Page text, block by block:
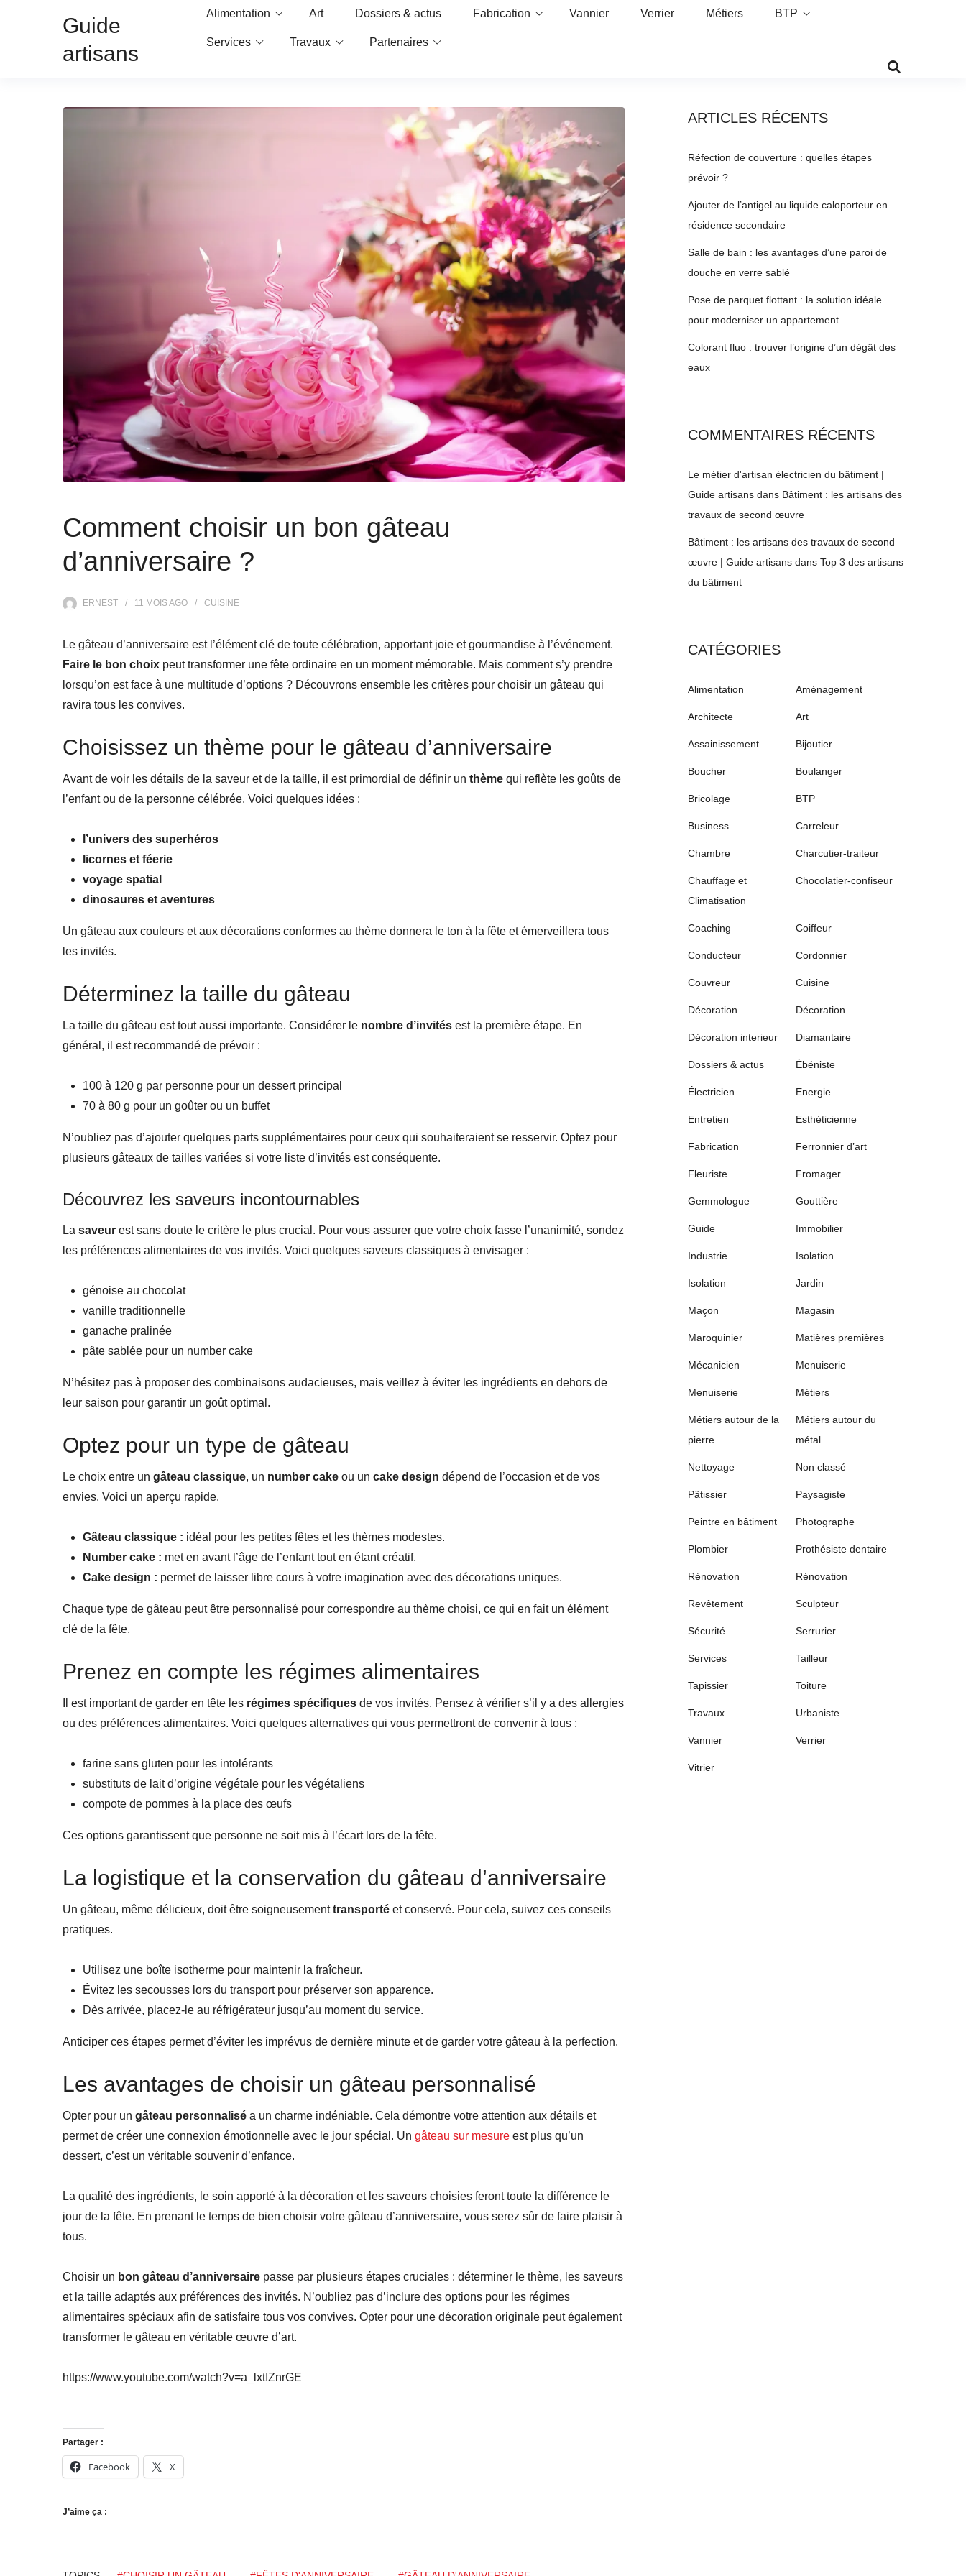
Guide
artisans
Alimentation Art Dossiers & actus Fabrication Vannier Verrier Métiers BTP
Services Travaux Partenaires
Comment choisir un bon gâteau
d’anniversaire ?
ERNEST 11 MOISAGO CUISINE
Le gâteau d’anniversaire est l’élément clé de toute célébration, apportant joie et gourmandise à l’événement.
Faire le bon choix peut transformer une fête ordinaire en un moment mémorable. Mais comment s’y prendre
lorsqu’on est face à une multitude d’options ? Découvrons ensemble les critères pour choisir un gâteau qui
ravira tous les convives.
Choisissez un thème pour le gâteau d’anniversaire
Avant de voir les détails de la saveur et de la taille, il est primordial de définir un thème qui reflète les goûts de
l’enfant ou de la personne célébrée. Voici quelques idées :
l’univers des superhéros
licornes et féerie
voyage spatial
dinosaures et aventures
Un gâteau aux couleurs et aux décorations conformes au thème donnera le ton à la fête et émerveillera tous
les invités.
Déterminez la taille du gâteau
La taille du gâteau est tout aussi importante. Considérer le nombre d’invités est la première étape. En
général, il est recommandé de prévoir :
100 à 120 g par personne pour un dessert principal
70 à 80 g pour un goûter ou un buffet
N’oubliez pas d’ajouter quelques parts supplémentaires pour ceux qui souhaiteraient se resservir. Optez pour
plusieurs gâteaux de tailles variées si votre liste d’invités est conséquente.
Découvrez les saveurs incontournables
La saveur est sans doute le critère le plus crucial. Pour vous assurer que votre choix fasse l’unanimité, sondez
les préférences alimentaires de vos invités. Voici quelques saveurs classiques à envisager :
génoise au chocolat
vanille traditionnelle
ganache pralinée
pâte sablée pour un number cake
N’hésitez pas à proposer des combinaisons audacieuses, mais veillez à éviter les ingrédients en dehors de
leur saison pour garantir un goût optimal.
Optez pour un type de gâteau
Le choix entre un gâteau classique, un number cake ou un cake design dépend de l’occasion et de vos
envies. Voici un aperçu rapide.
Gâteau classique : idéal pour les petites fêtes et les thèmes modestes.
Number cake : met en avant l’âge de l’enfant tout en étant créatif.
Cake design : permet de laisser libre cours à votre imagination avec des décorations uniques.
Chaque type de gâteau peut être personnalisé pour correspondre au thème choisi, ce qui en fait un élément
clé de la fête.
Prenez en compte les régimes alimentaires
Il est important de garder en tête les régimes spécifiques de vos invités. Pensez à vérifier s’il y a des allergies
ou des préférences alimentaires. Voici quelques alternatives qui vous permettront de convenir à tous :
farine sans gluten pour les intolérants
substituts de lait d’origine végétale pour les végétaliens
compote de pommes à la place des œufs
Ces options garantissent que personne ne soit mis à l’écart lors de la fête.
La logistique et la conservation du gâteau d’anniversaire
Un gâteau, même délicieux, doit être soigneusementtransporté et conservé. Pour cela, suivez ces conseils
pratiques.
Utilisez une boîte isotherme pour maintenir la fraîcheur.
Évitez les secousses lors du transport pour préserver son apparence.
Dès arrivée, placez-le au réfrigérateur jusqu’au moment du service.
Anticiper ces étapes permet d’éviter les imprévus de dernière minute et de garder votre gâteau à la perfection.
Les avantages de choisir un gâteau personnalisé
Opter pour un gâteau personnalisé a un charme indéniable. Cela démontre votre attention aux détails et
permet de créer une connexion émotionnelle avec le jour spécial. Un gâteau sur mesure est plus qu’un
dessert, c’est un véritable souvenir d’enfance.
La qualité des ingrédients, le soin apporté à la décoration et les saveurs choisies feront toute la différence le
jour de la fête. En prenant le temps de bien choisir votre gâteau d’anniversaire, vous serez sûr de faire plaisir à
tous.
Choisir un bon gâteau d’anniversaire passe par plusieurs étapes cruciales : déterminer le thème, les saveurs
et la taille adaptés aux préférences des invités. N’oubliez pas d’inclure des options pour les régimes
alimentaires spéciaux afin de satisfaire tous vos convives. Opter pour une décoration originale peut également
transformer le gâteau en véritable œuvre d’art.
https://www.youtube.com/watch?v=a_lxtIZnrGE
Partager :
Facebook X
J’aime ça :
ARTICLES RÉCENTS
Réfection de couverture : quelles étapes
prévoir ?
Ajouter de l’antigel au liquide caloporteur en
résidence secondaire
Salle de bain : les avantages d’une paroi de
douche en verre sablé
Pose de parquet flottant : la solution idéale
pour moderniser un appartement
Colorant fluo : trouver l’origine d’un dégât des
eaux
COMMENTAIRES RÉCENTS
Le métier d'artisan électricien du bâtiment |
Guide artisans dans Bâtiment : les artisans des
travaux de second œuvre
Bâtiment : les artisans des travaux de second
œuvre | Guide artisans dans Top 3 des artisans
du bâtiment
CATÉGORIES
Alimentation Aménagement
Architecte Art
Assainissement Bijoutier
Boucher Boulanger
Bricolage BTP
Business Carreleur
Chambre Charcutier-traiteur
Chauffage et
Climatisation
Chocolatier-confiseur
Coaching Coiffeur
Conducteur Cordonnier
Couvreur Cuisine
Décoration Décoration
Décoration interieur Diamantaire
Dossiers & actus Ébéniste
Électricien Energie
Entretien Esthéticienne
Fabrication Ferronnier d’art
Fleuriste Fromager
Gemmologue Gouttière
Guide Immobilier
Industrie Isolation
Isolation Jardin
Maçon Magasin
Maroquinier Matières premières
Mécanicien Menuiserie
Menuiserie Métiers
Métiers autour de la
pierre
Métiers autour du
métal
Nettoyage Non classé
Pâtissier Paysagiste
Peintre en bâtiment Photographe
Plombier Prothésiste dentaire
Rénovation Rénovation
Revêtement Sculpteur
Sécurité Serrurier
Services Tailleur
Tapissier Toiture
Travaux Urbaniste
Vannier Verrier
Vitrier